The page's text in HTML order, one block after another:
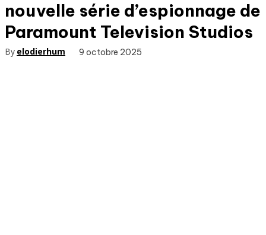
nouvelle série d’espionnage de
Paramount Television Studios
By elodierhum 9 octobre 2025